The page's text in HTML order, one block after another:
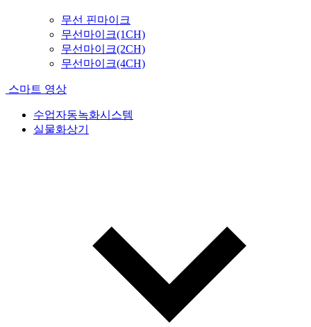
무선 핀마이크
무선마이크(1CH)
무선마이크(2CH)
무선마이크(4CH)
스마트 영상
수업자동녹화시스템
실물화상기